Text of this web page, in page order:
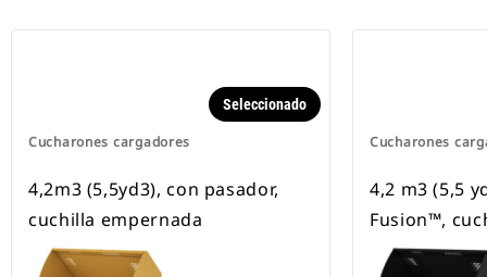
Cucharones cargadores
Seleccionado
4,2m3 (5,5yd3), con pasador,
cuchilla empernada
Cucharones
4,2 m3 (5,5
Fusion™,